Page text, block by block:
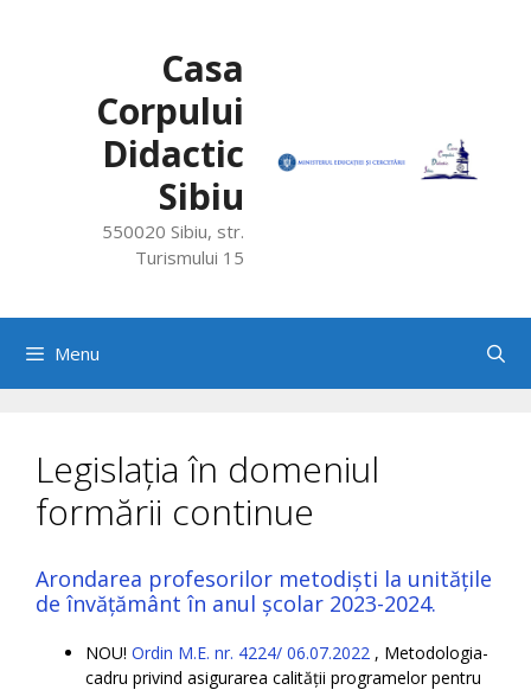
Casa
Corpului
Didactic
Sibiu
550020 Sibiu, str.
Turismului 15
Menu
Legislația în domeniul
formării continue
Arondarea profesorilor metodiști la unitățile
de învățământ în anul școlar 2023-2024.
NOU! Ordin M.E. nr. 4224/ 06.07.2022 , Metodologia-
cadru privind asigurarea calității programelor pentru